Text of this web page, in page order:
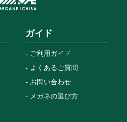
ガイド
ご利用ガイド
よくあるご質問
お問い合わせ
メガネの選び方